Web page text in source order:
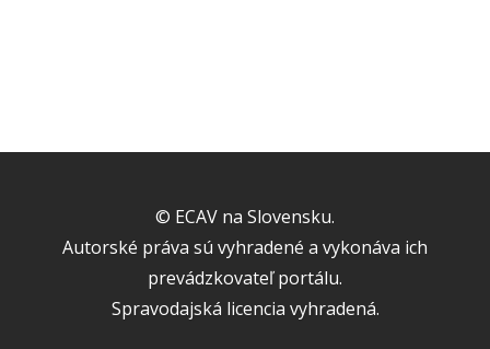
© ECAV na Slovensku.
Autorské práva sú vyhradené a vykonáva ich
prevádzkovateľ portálu.
Spravodajská licencia vyhradená.